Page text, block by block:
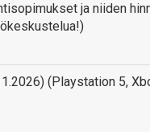
ja niiden
(Playstation 5,